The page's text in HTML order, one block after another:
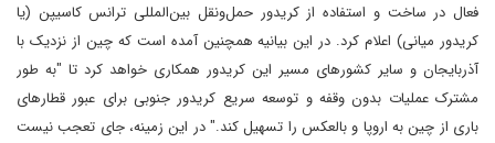
فعال در ساخت و استفاده از کریدور حمل‌ونقل بین‌المللی ترانس کاسیپن (یا
کریدور میانی) اعلام کرد. در این بیانیه همچنین آمده است که چین از نزدیک با
آذربایجان و سایر کشورهای مسیر این کریدور همکاری خواهد کرد تا "به طور
مشترک عملیات بدون وقفه و توسعه سریع کریدور جنوبی برای عبور قطارهای
باری از چین به اروپا و بالعکس را تسهیل کند." در این زمینه، جای تعجب نیست